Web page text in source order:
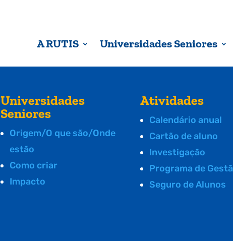
A RUTIS Universidades Seniores
Universidades
Seniores
Origem/O que são/Onde
estão
Como criar
Impacto
Atividades
Calendário anual
Cartão de aluno
Investigação
Programa de
Seguro de Alunos